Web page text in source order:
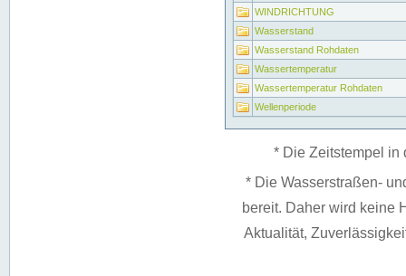
WINDRICHTUNG
Wasserstand
Wasserstand Rohdaten
Wassertemperatur
Wassertemperatur Rohdaten
Wellenperiode
* Die Zeitstempel in
* Die Wasserstraßen-
bereit. Daher wird keine
Aktualität,